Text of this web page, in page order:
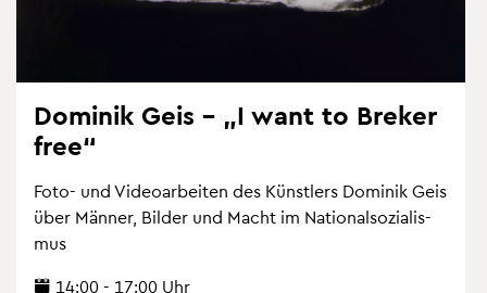
Do­mi­nik Geis – „I want to Bre­ker
free“
Foto- und Vi­deo­ar­bei­ten des Künst­lers Do­mi­nik Geis
über Män­ner, Bil­der und Macht im Na­tio­nal­so­zia­lis­
mus
14:00 - 17:00 Uhr